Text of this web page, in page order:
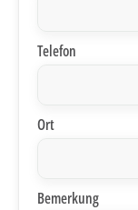
Telefon
Ort
Bemerkung